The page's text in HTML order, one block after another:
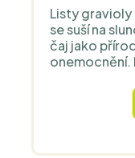
Listy gravioly
se suší na
čaj jako
onemocnění.
bio kvalitě.
ostatně jako